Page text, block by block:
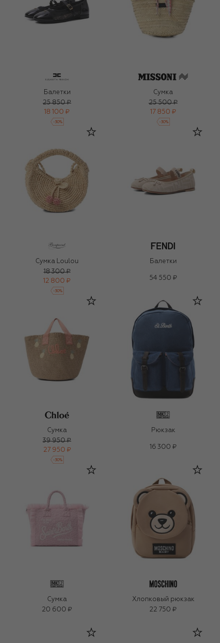
Балетки
25 850 ₽
18 100 ₽
-30%
Сумка
25 500 ₽
17 850 ₽
-30%
Сумка Loulou
18 300 ₽
12 800 ₽
-30%
Балетки
54 550 ₽
Сумка
39 950 ₽
27 950 ₽
-30%
Рюкзак
16 300 ₽
Сумка
20 600 ₽
Хлопковый рюкзак
22 750 ₽